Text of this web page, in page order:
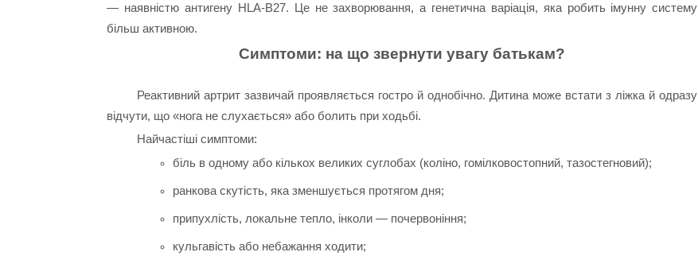
— наявністю антигену HLA-B27. Це не захворювання, а генетична варіація, яка робить імунну систему
більш активною.
Симптоми: на що звернути увагу батькам?
Реактивний артрит зазвичай проявляється гостро й однобічно. Дитина може встати з ліжка й одразу
відчути, що «нога не слухається» або болить при ходьбі.
Найчастіші симптоми:
біль в одному або кількох великих суглобах (коліно, гомілковостопний, тазостегновий);
ранкова скутість, яка зменшується протягом дня;
припухлість, локальне тепло, інколи — почервоніння;
кульгавість або небажання ходити;